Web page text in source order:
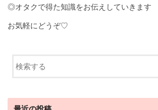
◎オタクで得た知識をお伝えしていきます
お気軽にどうぞ♡